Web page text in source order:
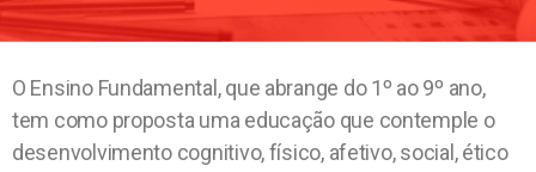
O Ensino Fundamental, que abrange do 1º ao 9º ano,
tem como proposta uma educação que contemple o
desenvolvimento cognitivo, físico, afetivo, social, ético